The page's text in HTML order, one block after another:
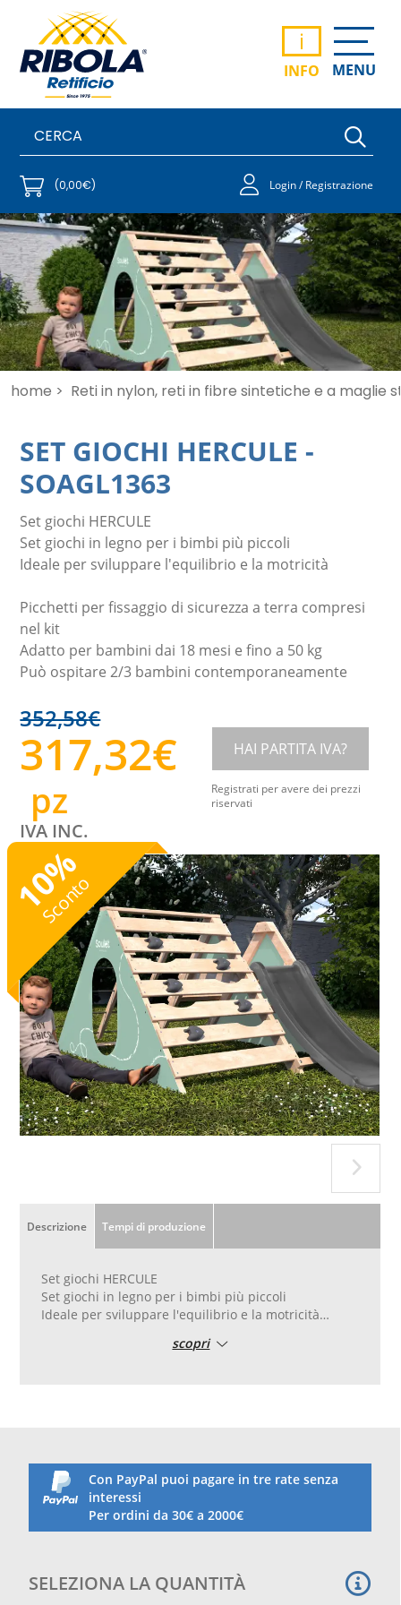
i
INFO MENU
(0,00€) Login / Registrazione
home > Reti in nylon, reti in fibre sintetiche e a maglie
SET GIOCHI HERCULE -
SOAGL1363
Set giochi HERCULE
Set giochi in legno per i bimbi più piccoli
Ideale per sviluppare l'equilibrio e la motricità
Picchetti per fissaggio di sicurezza a terra compresi
nel kit
Adatto per bambini dai 18 mesi e fino a 50 kg
Può ospitare 2/3 bambini contemporaneamente
352,58€
317,32€
pz
IVA INC.
HAI PARTITA IVA?
Registrati per avere dei prezzi
riservati
10
%
Sconto
Descrizione Tempi di produzione
Set giochi HERCULE
Set giochi in legno per i bimbi più piccoli
Ideale per sviluppare l'equilibrio e la motricità
arrampicata
e tenda in tessuto per giocare a nascondino!
Dimensioni:altezza 94 cm ( altezza scivolo 58 cm )
scopri
Con PayPal puoi pagare in tre rate senza
interessi
Per ordini da 30€ a 2000€
SELEZIONA LA QUANTITÀ